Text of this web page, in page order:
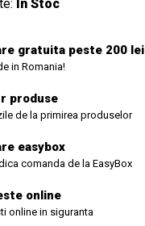
În Stoc
gratuita peste 200 lei
in Romania!
produse
de la primirea produselor
easybox
comanda de la EasyBox
online
online in siguranta